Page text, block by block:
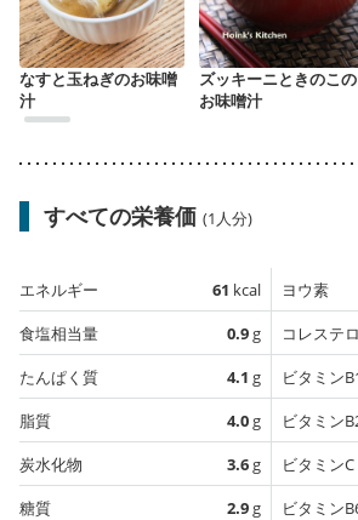
なすと玉ねぎのお味噌
汁
ズッキーニときのこの
お味噌汁
すべての栄養価 (1人分)
エネルギー 61 kcal
食塩相当量
0.9g
たんぱく質
4.1 g
脂質
4.0g
炭水化物
3.6g
糖質
2.9g
ヨウ素
コレステ
ビタミン
ビタミン
ビタミンC
ビタミン